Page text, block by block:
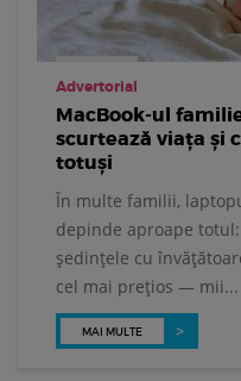
Advertorial
MacBook-ul
scurtează viața și
totuși
În multe familii,
depinde aproape
ședințele cu
cel mai prețios — mii...
MAI MULTE